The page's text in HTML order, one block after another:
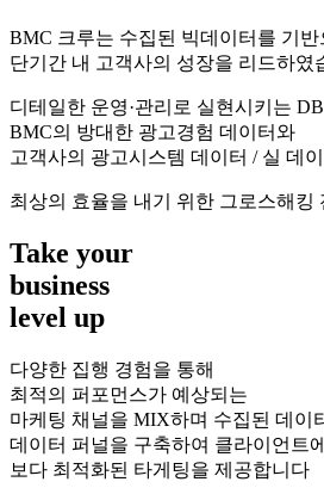
BMC 크루는 수집된 빅데이터를 기
단기간 내 고객사의 성장을 리드하였
디테일한 운영·관리로 실현시키는
BMC의 방대한 광고경험 데이터와
고객사의 광고시스템 데이터 / 실 데
최상의 효율을 내기 위한 그로스해
Take your
business
level up
다양한 집행 경험을 통해
최적의 퍼포먼스가 예상되는
마케팅 채널을 MIX하며 수집된 데이
데이터 퍼널을 구축하여 클라이언트
보다 최적화된 타게팅을 제공합니다